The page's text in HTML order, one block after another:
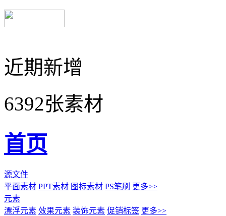
近期新增
6392张素材
首页
源文件
平面素材 PPT素材 图标素材 PS笔刷 更多>>
元素
漂浮元素 效果元素 装饰元素 促销标签 更多>>